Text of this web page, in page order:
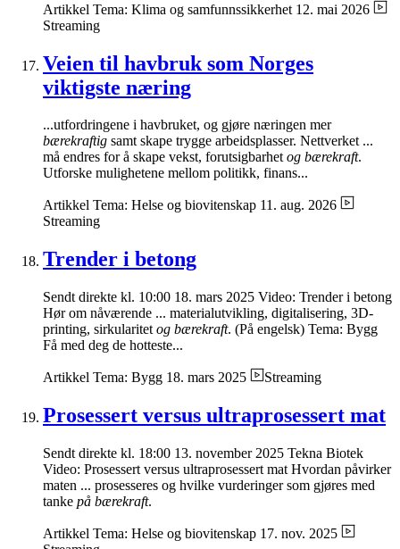
Artikkel Tema: Klima og samfunnssikkerhet 12. mai 2026
Streaming
Veien til havbruk som Norges
viktigste næring
...utfordringene i havbruket, og gjøre næringen mer
bærekraftig samt skape trygge arbeidsplasser. Nettverket ...
må endres for å skape vekst, forutsigbarhetog bærekraft.
Utforske mulighetene mellom politikk, finans...
Artikkel Tema: Helse og biovitenskap 11. aug. 2026
Streaming
Trender i betong
Sendt direkte kl. 10:00 18. mars 2025 Video: Trender i betong
Hør om nåværende ... materialutvikling, digitalisering, 3D-
printing, sirkularitet og bærekraft. (På engelsk) Tema: Bygg
Få med deg de hotteste...
Artikkel Tema: Bygg 18. mars 2025 Streaming
Prosessert versus ultraprosessert mat
Sendt direkte kl. 18:00 13. november 2025 Tekna Biotek
Video: Prosessert versus ultraprosessert mat Hvordan påvirker
maten ... prosesseres og hvilke vurderinger som gjøres med
tanke på bærekraft.
Artikkel Tema: Helse og biovitenskap 17. nov. 2025